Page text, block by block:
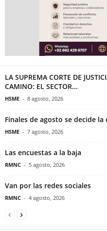
LA SUPREMA CORTE DE
CAMINO: EL SECTOR...
HSME - 8 agosto, 2026
Finales de agosto se decide
HSME - 7 agosto, 2026
Las encuestas a la baja
RMNC - 5 agosto, 2026
Van por las redes sociales
RMNC - 4 agosto, 2026